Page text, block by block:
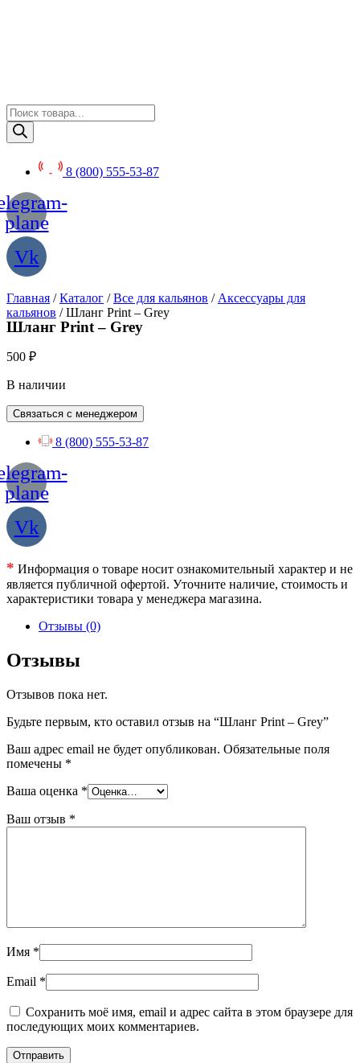
Поиск
товаров
8 (800) 555-53-87
plane
Vk
Главная /Каталог /Все для кальянов / Аксессуары для
кальянов / Шланг Print – Grey
Шланг Print – Grey
500 ₽
В наличии
Связаться с менеджером
8 (800) 555-53-87
plane
Vk
* Информация о товаре носит ознакомительный характер и не
является публичной офертой. Уточните наличие, стоимость и
характеристики товара у менеджера магазина.
Отзывы (0)
Отзывы
Отзывов пока нет.
Будьте первым, кто оставил отзыв на “Шланг Print – Grey”
Ваш адрес email не будет опубликован. Обязательные поля
помечены *
Ваша оценка *
Ваш отзыв *
Имя *
Email *
Сохранить моё имя, email и адрес сайта в этом браузере для
последующих моих комментариев.